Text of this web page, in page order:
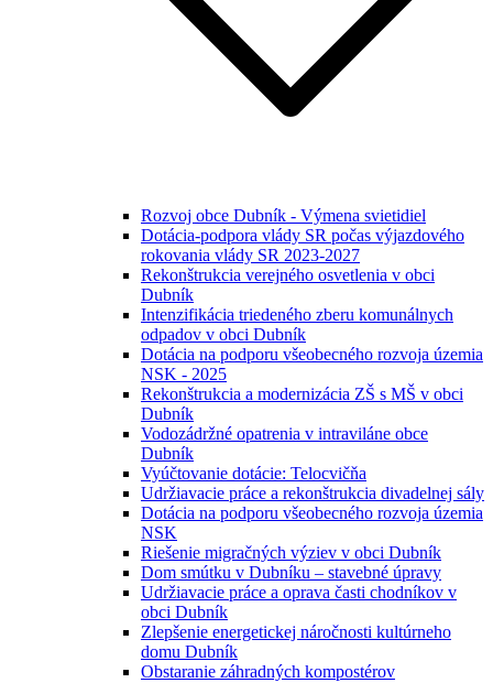
Rozvoj obce Dubník - Výmena svietidiel
Dotácia-podpora vlády SR počas výjazdového
rokovania vlády SR 2023-2027
Rekonštrukcia verejného osvetlenia v obci
Dubník
Intenzifikácia triedeného zberu komunálnych
odpadov v obci Dubník
Dotácia na podporu všeobecného rozvoja územia
NSK - 2025
Rekonštrukcia a modernizácia ZŠ s MŠ v obci
Dubník
Vodozádržné opatrenia v intraviláne obce
Dubník
Vyúčtovanie dotácie: Telocvičňa
Udržiavacie práce a rekonštrukcia divadelnej sály
Dotácia na podporu všeobecného rozvoja územia
NSK
Riešenie migračných výziev v obci Dubník
Dom smútku v Dubníku – stavebné úpravy
Udržiavacie práce a oprava časti chodníkov v
obci Dubník
Zlepšenie energetickej náročnosti kultúrneho
domu Dubník
Obstaranie záhradných kompostérov